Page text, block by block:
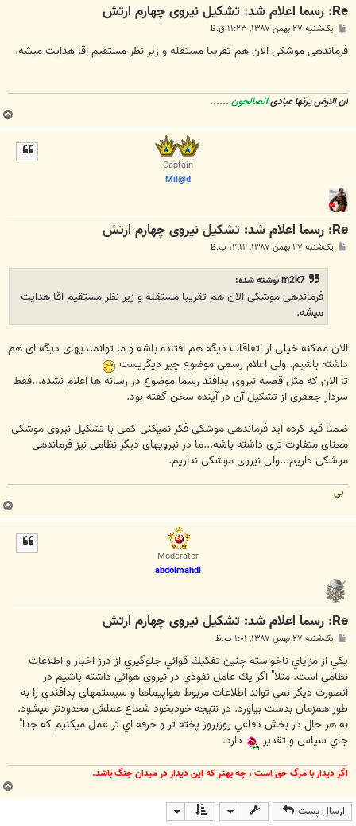
Re: رسما اعلام شد: تشکیل نیروی چهارم ارتش
پ
ت
یک‌شنبه ۲۷ بهمن ۱۳۸۷, ۱۱:۲۳ ق.ظ
فرماندهی موشکی الان هم تقریبا مستقله و زیر نظر مستقیم اقا هدایت میشه.
ان الارض یرثها عبادیالصالحون......
ب
ا
Captain
Mil@d
Re: رسما اعلام شد: تشکیل نیروی چهارم ارتش
پ یک‌شنبه ۲۷ بهمن ۱۳۸۷, ۱۲:۱۲ ب.ظ
m2k7 نوشته شده:
فرماندهی موشکی الان هم تقریبا مستقله و زیر نظر مستقیم اقا هدایت
میشه.
الان ممکنه خیلی از اتفاقات دیگه هم افتاده باشه و ما توانمندیهای دیگه ای هم
داشته باشیم..ولی اعلام رسمی موضوع چیز دیگریست
تا الان که مثل قضیه نیروی پدافند رسما موضوع در رسانه ها اعلام نشده...فقط
سردار جعفری از تشکیل آن در آینده سخن گفته بود.
ضمنا قید کرده اید فرماندهی موشکی فکر نمیکنی کمی با تشکیل نیروی موشکی
معنای متفاوت تری داشته باشه...ما در نیرویهای دیگر نظامی نیز فرماندهی
موشکی داریم...ولی نیروی موشکی نداریم.
بی
ب
ا
Moderator
abdolmahdi
Re: رسما اعلام شد: تشکیل نیروی چهارم ارتش
پ
ت
یک‌شنبه ۲۷ بهمن ۱۳۸۷, ۱:۰۱ ب.ظ
يكي از مزاياي ناخواسته چنين تفكيك قوائي جلوگيري از درز اخبار و اطلاعات
نظامي است. مثلا" اگر يك عامل نفوذي در نيروي هوائي داشته باشيم در
آنصورت ديگر نمي تواند اطلاعات مربوط هواپيماها و سيستمهاي پدافندي را به
طور همزمان بدست بياورد. در نتيجه خودبخود شعاع عملش محدودتر ميشود.
به هر حال در بخش دفاعي روزبروز پخته تر و حرفه اي تر عمل ميكنيم كه جدا"
جاي سپاس و تقدير
دارد.
اگر ديدار با مرگ حق است ، چه بهتر كه اين ديدار در ميدان جنگ باشد.
ب
ا
ارسال پست